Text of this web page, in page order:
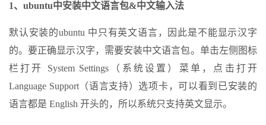
1、ubuntu中安装中文语言包&中文输入法
默认安装的ubuntu 中只有英文语言，因此是不能显示汉字
的。要正确显示汉字，需要安装中文语言包。单击左侧图标
栏打开 System Settings（系统设置）菜单，点击打开
Language Support（语言支持）选项卡，可以看到已安装的
语言都是 English 开头的，所以系统只支持英文显示。